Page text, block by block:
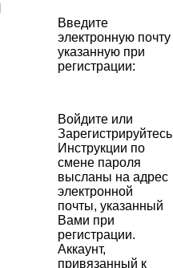
Введите
электронную почту
указанную при
регистрации:
Войдите или
Зарегистрируйтесь
Инструкции по
смене пароля
высланы на адрес
электронной
почты, указанный
Вами при
регистрации.
Аккаунт,
привязанный к